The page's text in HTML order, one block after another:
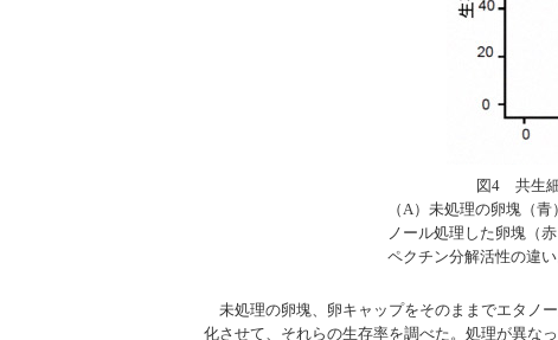
図4 共生細
（A）未処理の卵塊（
ノール処理した卵塊（
ペクチン分解活性の違い
未処理の卵塊、卵キャップをそのままでエタノ
化させて、それらの生存率を調べた。処理が異な